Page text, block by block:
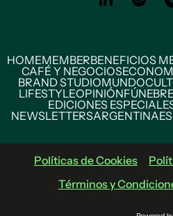
HOMEMEMBERBENEFICIOS
CAFÉ Y NEGOCIOS
BRAND STUDIOMUNDO
LIFESTYLEOPINIÓN
EDICIONES
NEWSLETTERSARGENTINA
Políticas de Cookies
Términos y